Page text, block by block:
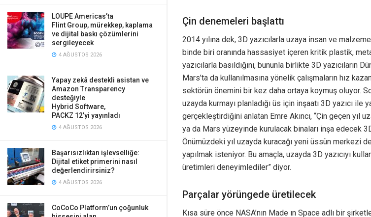
LOUPE Americas’ta
Flint Group, mürekkep, kaplama
ve dijital baskı çözümlerini
sergileyecek
4 AĞUSTOS 2026
Yapay zekâ destekli asistan ve
Amazon Transparency
desteğiyle
Hybrid Software,
PACKZ 12’yi yayınladı
4 AĞUSTOS 2026
Başarısızlıktan işlevselliğe:
Dijital etiket primerini nasıl
değerlendirirsiniz?
4 AĞUSTOS 2026
CoCoCo Platform’un çoğunluk
Çin denemeleri başlattı
2014 yılına dek, 3D yazıcılarla uzaya insan ve
binde biri oranında hassasiyet içeren kritik plastik,
yazıcılarla basıldığını, bununla birlikte 3D yazıcıların
Mars’ta da kullanılmasına yönelik çalışmaların hız
sektörün önemini bir kez daha ortaya koymuş oluyor.
uzayda kurmayı planladığı üs için inşaatı 3D yazıcı ile
gerçekleştirdiğini anlatan Emre Akıncı, “Çin geçen yıl
ya da Mars yüzeyinde kurulacak binaları inşa edecek
Önümüzdeki yıl uzayda kuracağı yeni üssün merkezi
yapılmak isteniyor. Bu amaçla, uzayda 3D yazıcıyı
üretimleri deneyimlediler” diyor.
Parçalar yörüngede üretilecek
Kısa süre önce NASA’nın Made ın Space adlı bir